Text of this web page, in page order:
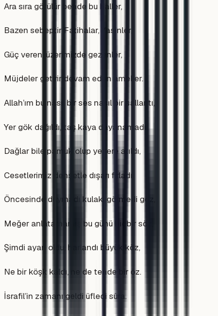
Ara sıra görülür bende bu haller,
Bazen sebeptir Fatihalar, Yasinler,
Güç veren, üzerimizde gezenler,
Müjdeler getirir devam eden ameller.
Allah’ım bu nasıl bir ses nasıl bir sallantı,
Yer gök dağıldı, taş kaya dayanamadı,
Dağlar bile pamuk olup yerlere atıldı,
Cesetlerimiz dehşetle dışarı fırladı.
Öncesinde duymadı kulak, görmedi göz,
Meğer anlatamamış bu günü hiçbir söz,
Şimdi ayan oldu, harlandı büyük köz,
Ne bir köşk kaldı, ne de tende bir öz.
İsrafil’in zamanı geldi üfledi sûra.